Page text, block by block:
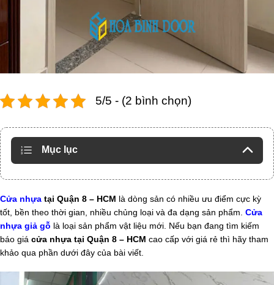
5/5 - (2 bình chọn)
Mục lục
Cửa nhựa tại Quận 8 – HCM là dòng sản có nhiều ưu điểm cực kỳ
tốt, bền theo thời gian, nhiều chủng loại và đa dạng sản phẩm. Cửa
nhựa giả gỗ là loại sản phẩm vật liệu mới. Nếu bạn đang tìm kiếm
báo giá cửa nhựa tại Quận 8 – HCM cao cấp với giá rẻ thì hãy tham
khảo qua phần dưới đây của bài viết.